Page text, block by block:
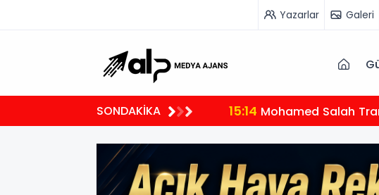
Yazarlar Galeri
SONDAKİKA 15:14 Mohamed Salah